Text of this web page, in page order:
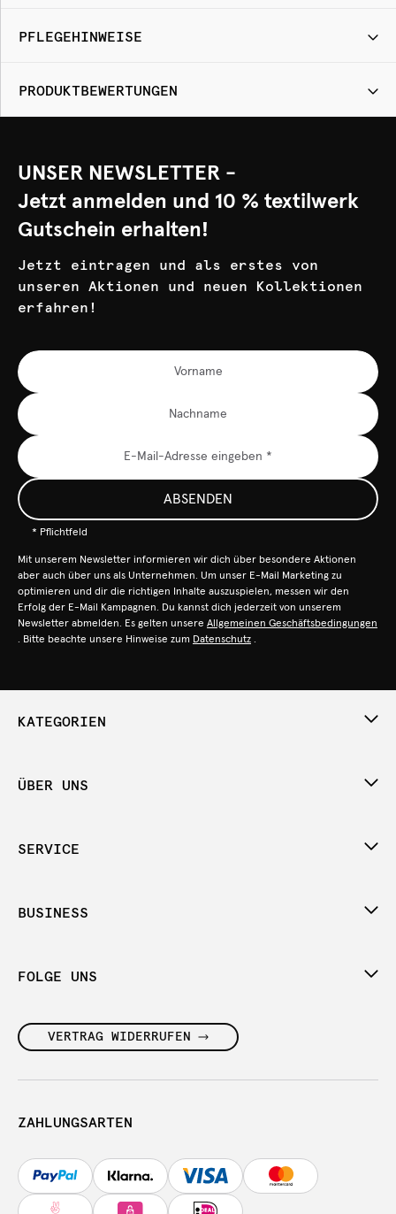
PFLEGEHINWEISE
PRODUKTBEWERTUNGEN
UNSER NEWSLETTER -
Jetzt anmelden und 10 % textilwerk
Gutschein erhalten!
Jetzt eintragen und als erstes von
unseren Aktionen und neuen Kollektionen
erfahren!
ABSENDEN
* Pflichtfeld
Mit unserem Newsletter informieren wir dich über besondere Aktionen
aber auch über uns als Unternehmen. Um unser E-Mail Marketing zu
optimieren und dir die richtigen Inhalte auszuspielen, messen wir den
Erfolg der E-Mail Kampagnen. Du kannst dich jederzeit von unserem
Newsletter abmelden. Es gelten unsere Allgemeinen Geschäftsbedingungen
. Bitte beachte unsere Hinweise zum Datenschutz .
KATEGORIEN
ÜBER UNS
SERVICE
BUSINESS
FOLGE UNS
VERTRAG WIDERRUFEN
ZAHLUNGSARTEN